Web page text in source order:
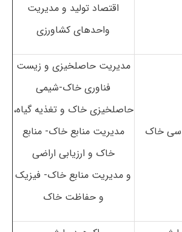
اقتصاد تولید و مدیریت
واحدهای کشاورزی
خاک
مدیریت حاصلخیزی و زیست
فناوری خاک-شیمی
حاصلخیزی خاک و تغذیه گیاه،
مدیریت منابع خاک- منابع
خاک و ارزیابی اراضی
و مدیریت منابع خاک- فیزیک
و حفاظت خاک